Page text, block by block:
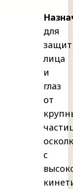
для
лица
и
глаз
от
с